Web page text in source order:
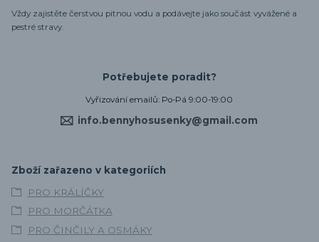
Vždy zajistěte čerstvou pitnou vodu a podávejte jako součást vyvážené a
pestré stravy.
Potřebujete poradit?
Vyřizování emailů: Po-Pá 9:00-19:00
info.bennyhosusenky@gmail.com
Zboží zařazeno v kategoriích
PRO KRÁLÍČKY
PRO MORČÁTKA
PRO ČINČILY A OSMÁKY